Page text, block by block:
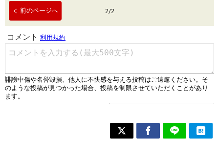
前のページへ 2/2